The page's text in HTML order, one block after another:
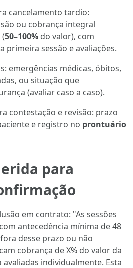
cancelamento tardio:
ou cobrança integral
50–100% do valor), com
primeira sessão e avaliações.
emergências médicas, óbitos,
ou situação que
(avaliar caso a caso).
contestação e revisão: prazo
e registro no prontuário
para
em contrato: "As sessões
antecedência mínima de 48
desse prazo ou não
cobrança de X% do valor da
avaliadas individualmente. Esta